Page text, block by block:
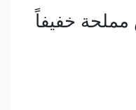
خفيفاً